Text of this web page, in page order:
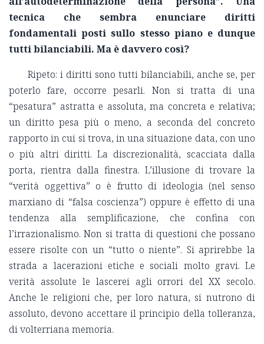
tecnica che sembra enunciare diritti
fondamentali posti sullo stesso piano e dunque
tutti bilanciabili. Ma è davvero così?
Ripeto: i diritti sono tutti bilanciabili, anche se, per
poterlo fare, occorre pesarli. Non si tratta di una
“pesatura” astratta e assoluta, ma concreta e relativa;
un diritto pesa più o meno, a seconda del concreto
rapporto in cui si trova, in una situazione data, con uno
o più altri diritti. La discrezionalità, scacciata dalla
porta, rientra dalla finestra. L’illusione di trovare la
“verità oggettiva” o è frutto di ideologia (nel senso
marxiano di “falsa coscienza”) oppure è effetto di una
tendenza alla semplificazione, che confina con
l’irrazionalismo. Non si tratta di questioni che possano
essere risolte con un “tutto o niente”. Si aprirebbe la
strada a lacerazioni etiche e sociali molto gravi. Le
verità assolute le lascerei agli orrori del XX secolo.
Anche le religioni che, per loro natura, si nutrono di
assoluto, devono accettare il principio della tolleranza,
di volterriana memoria.